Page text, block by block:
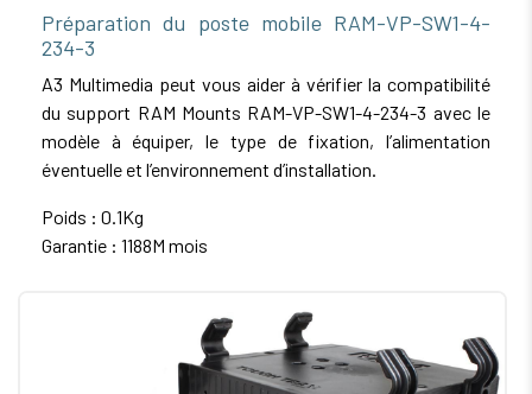
Préparation du poste mobile RAM-VP-SW1-4-
234-3
A3 Multimedia peut vous aider à vérifier la compatibilité
du support RAM Mounts RAM-VP-SW1-4-234-3 avec le
modèle à équiper, le type de fixation, l’alimentation
éventuelle et l’environnement d’installation.
Poids : 0.1Kg
Garantie : 1188M mois